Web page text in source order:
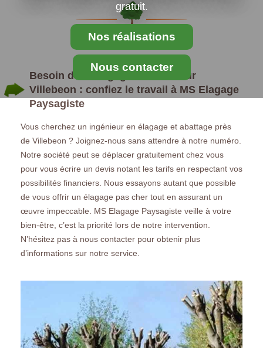
gratuit.
Nos réalisations
Nous contacter
Besoin d’un élagage d’arbres sur
Villebeon : confiez le travail à MS Elagage
Paysagiste
Vous cherchez un ingénieur en élagage et abattage près
de Villebeon ? Joignez-nous sans attendre à notre numéro.
Notre société peut se déplacer gratuitement chez vous
pour vous écrire un devis notant les tarifs en respectant vos
possibilités financiers. Nous essayons autant que possible
de vous offrir un élagage pas cher tout en assurant un
œuvre impeccable. MS Elagage Paysagiste veille à votre
bien-être, c’est la priorité lors de notre intervention.
N’hésitez pas à nous contacter pour obtenir plus
d’informations sur notre service.